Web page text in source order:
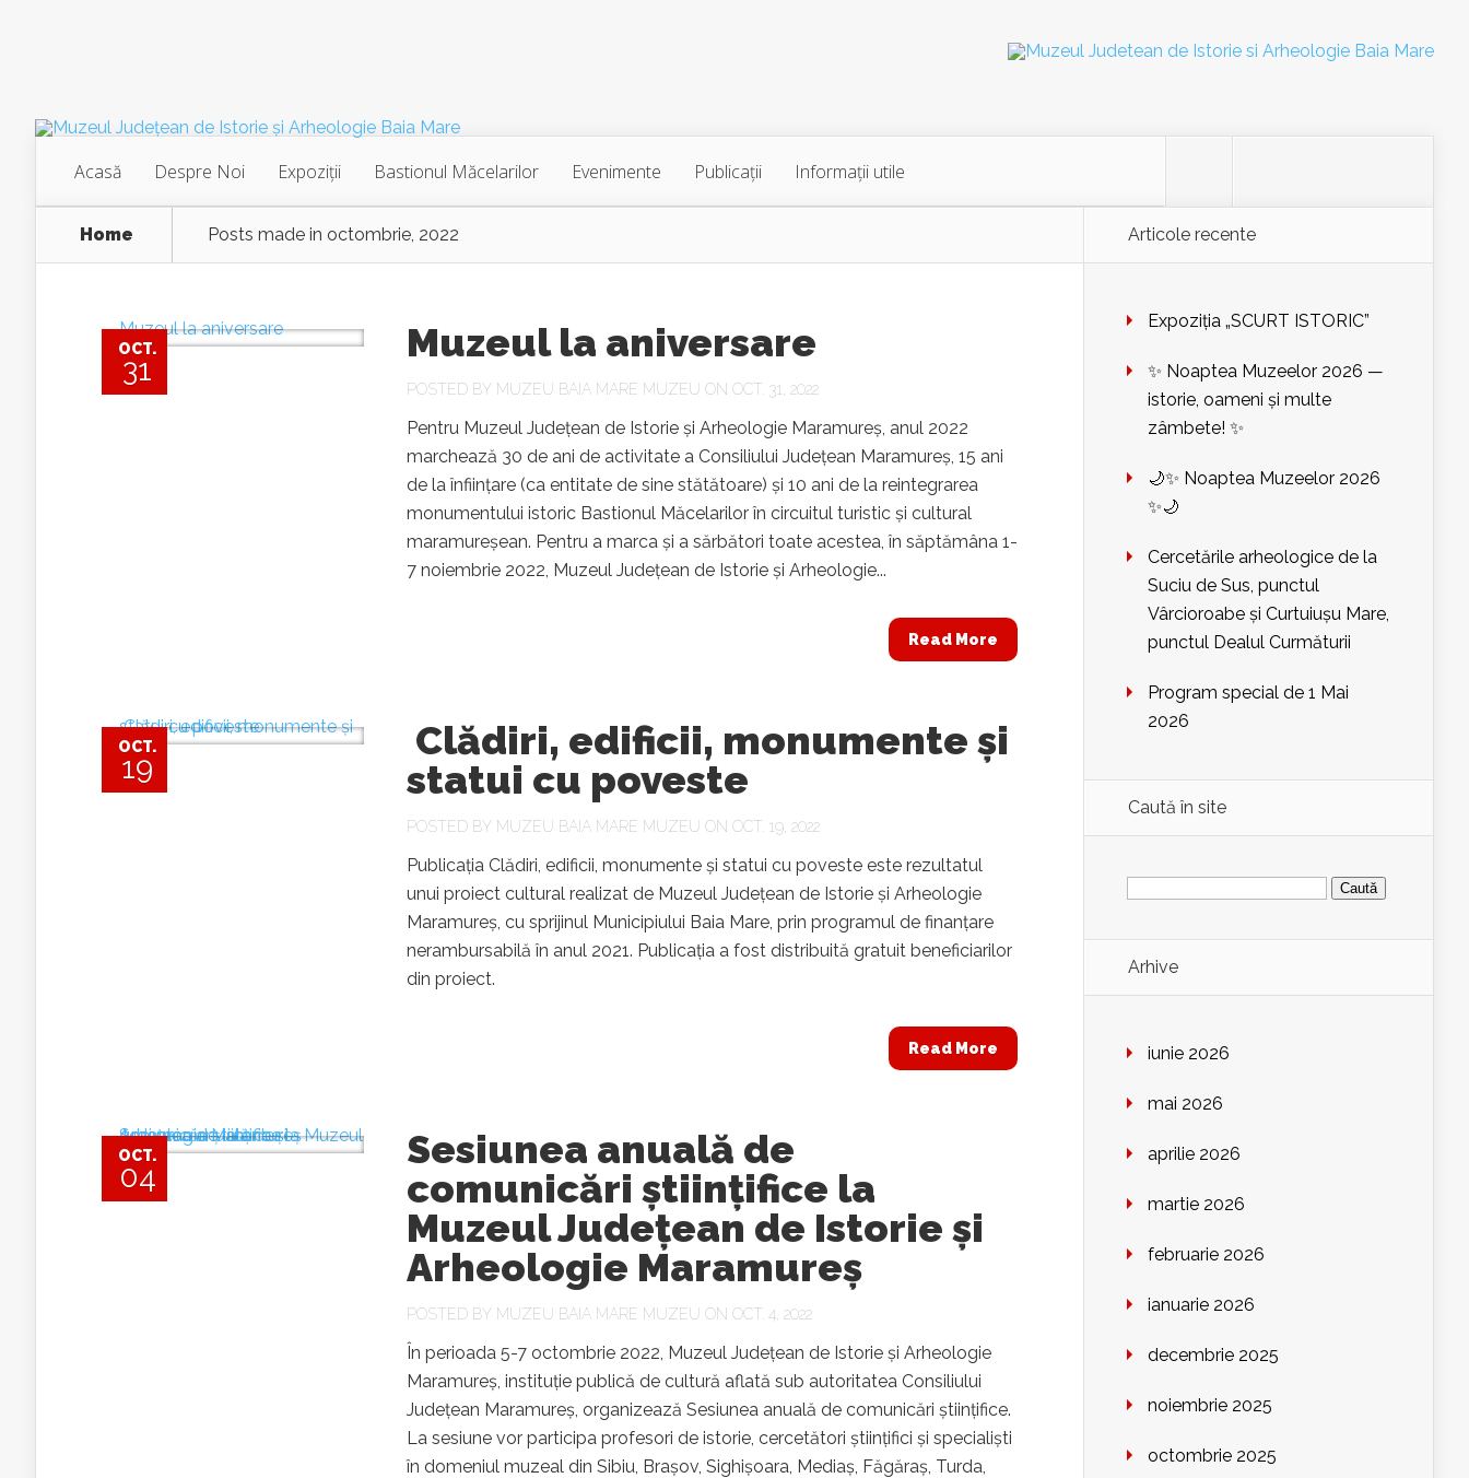
Acasă Despre Noi Expoziţii Bastionul Măcelarilor Evenimente Publicaţii Informaţii utile
Home Posts made in octombrie, 2022
OCT.
31
Muzeul la aniversare
POSTED BY MUZEU BAIA MARE MUZEU ON OCT. 31, 2022
Pentru Muzeul Județean de Istorie și Arheologie Maramureș, anul 2022
marchează 30 de ani de activitate a Consiliului Județean Maramureș, 15 ani
de la înființare (ca entitate de sine stătătoare) și 10 ani de la reintegrarea
monumentului istoric Bastionul Măcelarilor în circuitul turistic și cultural
maramureșean. Pentru a marca și a sărbători toate acestea, în săptămâna 1-
7 noiembrie 2022, Muzeul Județean de Istorie și Arheologie...
Read More
OCT.
19
Clădiri, edificii, monumente și
statui cu poveste
POSTED BY MUZEU BAIA MARE MUZEU ON OCT. 19, 2022
Publicația Clădiri, edificii, monumente și statui cu poveste este rezultatul
unui proiect cultural realizat de Muzeul Județean de Istorie și Arheologie
Maramureș, cu sprijinul Municipiului Baia Mare, prin programul de finanțare
nerambursabilă în anul 2021. Publicația a fost distribuită gratuit beneficiarilor
din proiect.
Read More
OCT.
04
Sesiunea anuală de
comunicări științifice la
Muzeul Județean de Istorie și
Arheologie Maramureș
POSTED BY MUZEU BAIA MARE MUZEU ON OCT. 4, 2022
În perioada 5-7 octombrie 2022, Muzeul Județean de Istorie și Arheologie
Maramureș, instituție publică de cultură aflată sub autoritatea Consiliului
Județean Maramureș, organizează Sesiunea anuală de comunicări științifice.
La sesiune vor participa profesori de istorie, cercetători științifici și specialiști
în domeniul muzeal din Sibiu, Brașov, Sighișoara, Mediaș, Făgăraș, Turda,
Articole recente
Expoziția „SCURT ISTORIC”
✨ Noaptea Muzeelor 2026 —
istorie, oameni și multe
zâmbete! ✨
🌙✨ Noaptea Muzeelor 2026
✨🌙
Cercetările arheologice de la
Suciu de Sus, punctul
Vârcioroabe și Curtuiușu Mare,
punctul Dealul Curmăturii
Program special de 1 Mai
2026
Caută în site
Caută
după:
Arhive
iunie 2026
mai 2026
aprilie 2026
martie 2026
februarie 2026
ianuarie 2026
decembrie 2025
noiembrie 2025
octombrie 2025